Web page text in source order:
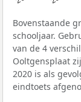
Bovenstaande
schooljaar.
van de 4
Ooltgensplaat
2020 is als
eindtoets